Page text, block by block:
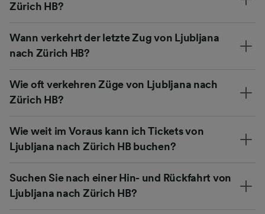
Zürich HB?
Wann verkehrt der letzte Zug von Ljubljana
nach Zürich HB?
Wie oft verkehren Züge von Ljubljana nach
Zürich HB?
Wie weit im Voraus kann ich Tickets von
Ljubljana nach Zürich HB buchen?
Suchen Sie nach einer Hin- und Rückfahrt von
Ljubljana nach Zürich HB?